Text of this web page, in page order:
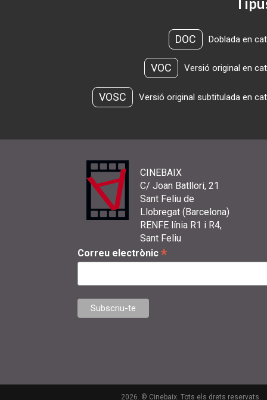
DOC Doblada en
VOC Versió original en
VOSC Versió original subtitulada en
CINEBAIX
C/ Joan Batllori, 21
Sant Feliu de
Llobregat (Barcelona)
RENFE línia R1 i R4,
Sant Feliu
Correu electrònic *
2026. © Cinebaix. Tots els drets reservats.